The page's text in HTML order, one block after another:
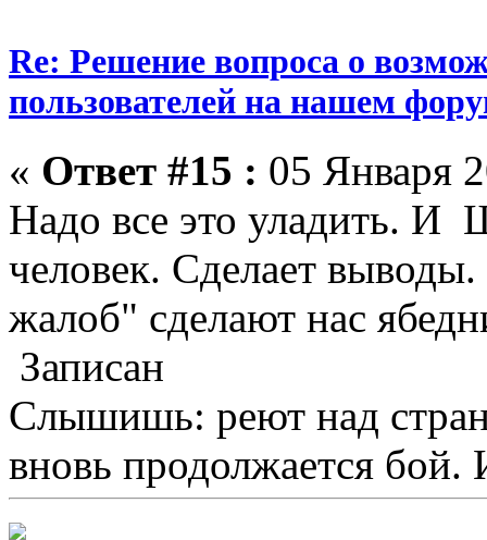
Re: Решение вопроса о
пользователей на нашем
« Ответ #15 : 05 Января
Надо все это уладить. И
человек. Сделает
жалоб" сделают нас
Записан
Слышишь: реют над
вновь продолжается бой.